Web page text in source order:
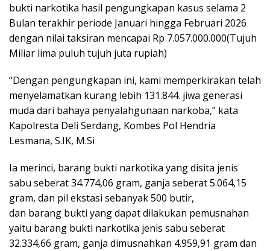
bukti narkotika hasil pengungkapan kasus selama 2
Bulan terakhir periode Januari hingga Februari 2026
dengan nilai taksiran mencapai Rp 7.057.000.000(Tujuh
Miliar lima puluh tujuh juta rupiah)
“Dengan pengungkapan ini, kami memperkirakan telah
menyelamatkan kurang lebih 131.844. jiwa generasi
muda dari bahaya penyalahgunaan narkoba,” kata
Kapolresta Deli Serdang, Kombes Pol Hendria
Lesmana, S.IK, M.Si
Ia merinci, barang bukti narkotika yang disita jenis
sabu seberat 34.774,06 gram, ganja seberat 5.064,15
gram, dan pil ekstasi sebanyak 500 butir,
dan barang bukti yang dapat dilakukan pemusnahan
yaitu barang bukti narkotika jenis sabu seberat
32.334,66 gram, ganja dimusnahkan 4.959,91 gram dan